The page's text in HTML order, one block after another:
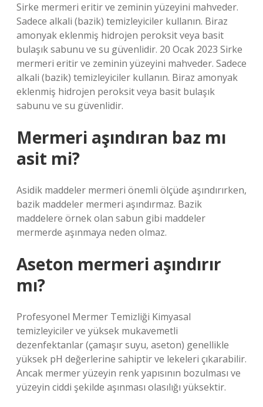
Sirke mermeri eritir ve zeminin yüzeyini mahveder.
Sadece alkali (bazik) temizleyiciler kullanın. Biraz
amonyak eklenmiş hidrojen peroksit veya basit
bulaşık sabunu ve su güvenlidir. 20 Ocak 2023 Sirke
mermeri eritir ve zeminin yüzeyini mahveder. Sadece
alkali (bazik) temizleyiciler kullanın. Biraz amonyak
eklenmiş hidrojen peroksit veya basit bulaşık
sabunu ve su güvenlidir.
Mermeri aşındıran baz mı
asit mi?
Asidik maddeler mermeri önemli ölçüde aşındırırken,
bazik maddeler mermeri aşındırmaz. Bazik
maddelere örnek olan sabun gibi maddeler
mermerde aşınmaya neden olmaz.
Aseton mermeri aşındırır
mı?
Profesyonel Mermer Temizliği Kimyasal
temizleyiciler ve yüksek mukavemetli
dezenfektanlar (çamaşır suyu, aseton) genellikle
yüksek pH değerlerine sahiptir ve lekeleri çıkarabilir.
Ancak mermer yüzeyin renk yapısının bozulması ve
yüzeyin ciddi şekilde aşınması olasılığı yüksektir.